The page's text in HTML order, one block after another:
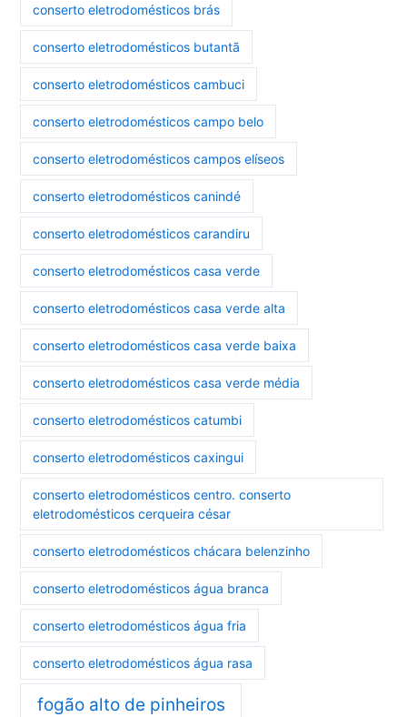
conserto eletrodomésticos brás
conserto eletrodomésticos butantã
conserto eletrodomésticos cambuci
conserto eletrodomésticos campo belo
conserto eletrodomésticos campos elíseos
conserto eletrodomésticos canindé
conserto eletrodomésticos carandiru
conserto eletrodomésticos casa verde
conserto eletrodomésticos casa verde alta
conserto eletrodomésticos casa verde baixa
conserto eletrodomésticos casa verde média
conserto eletrodomésticos catumbi
conserto eletrodomésticos caxingui
conserto eletrodomésticos centro. conserto
eletrodomésticos cerqueira césar
conserto eletrodomésticos chácara belenzinho
conserto eletrodomésticos água branca
conserto eletrodomésticos água fria
conserto eletrodomésticos água rasa
fogão alto de pinheiros